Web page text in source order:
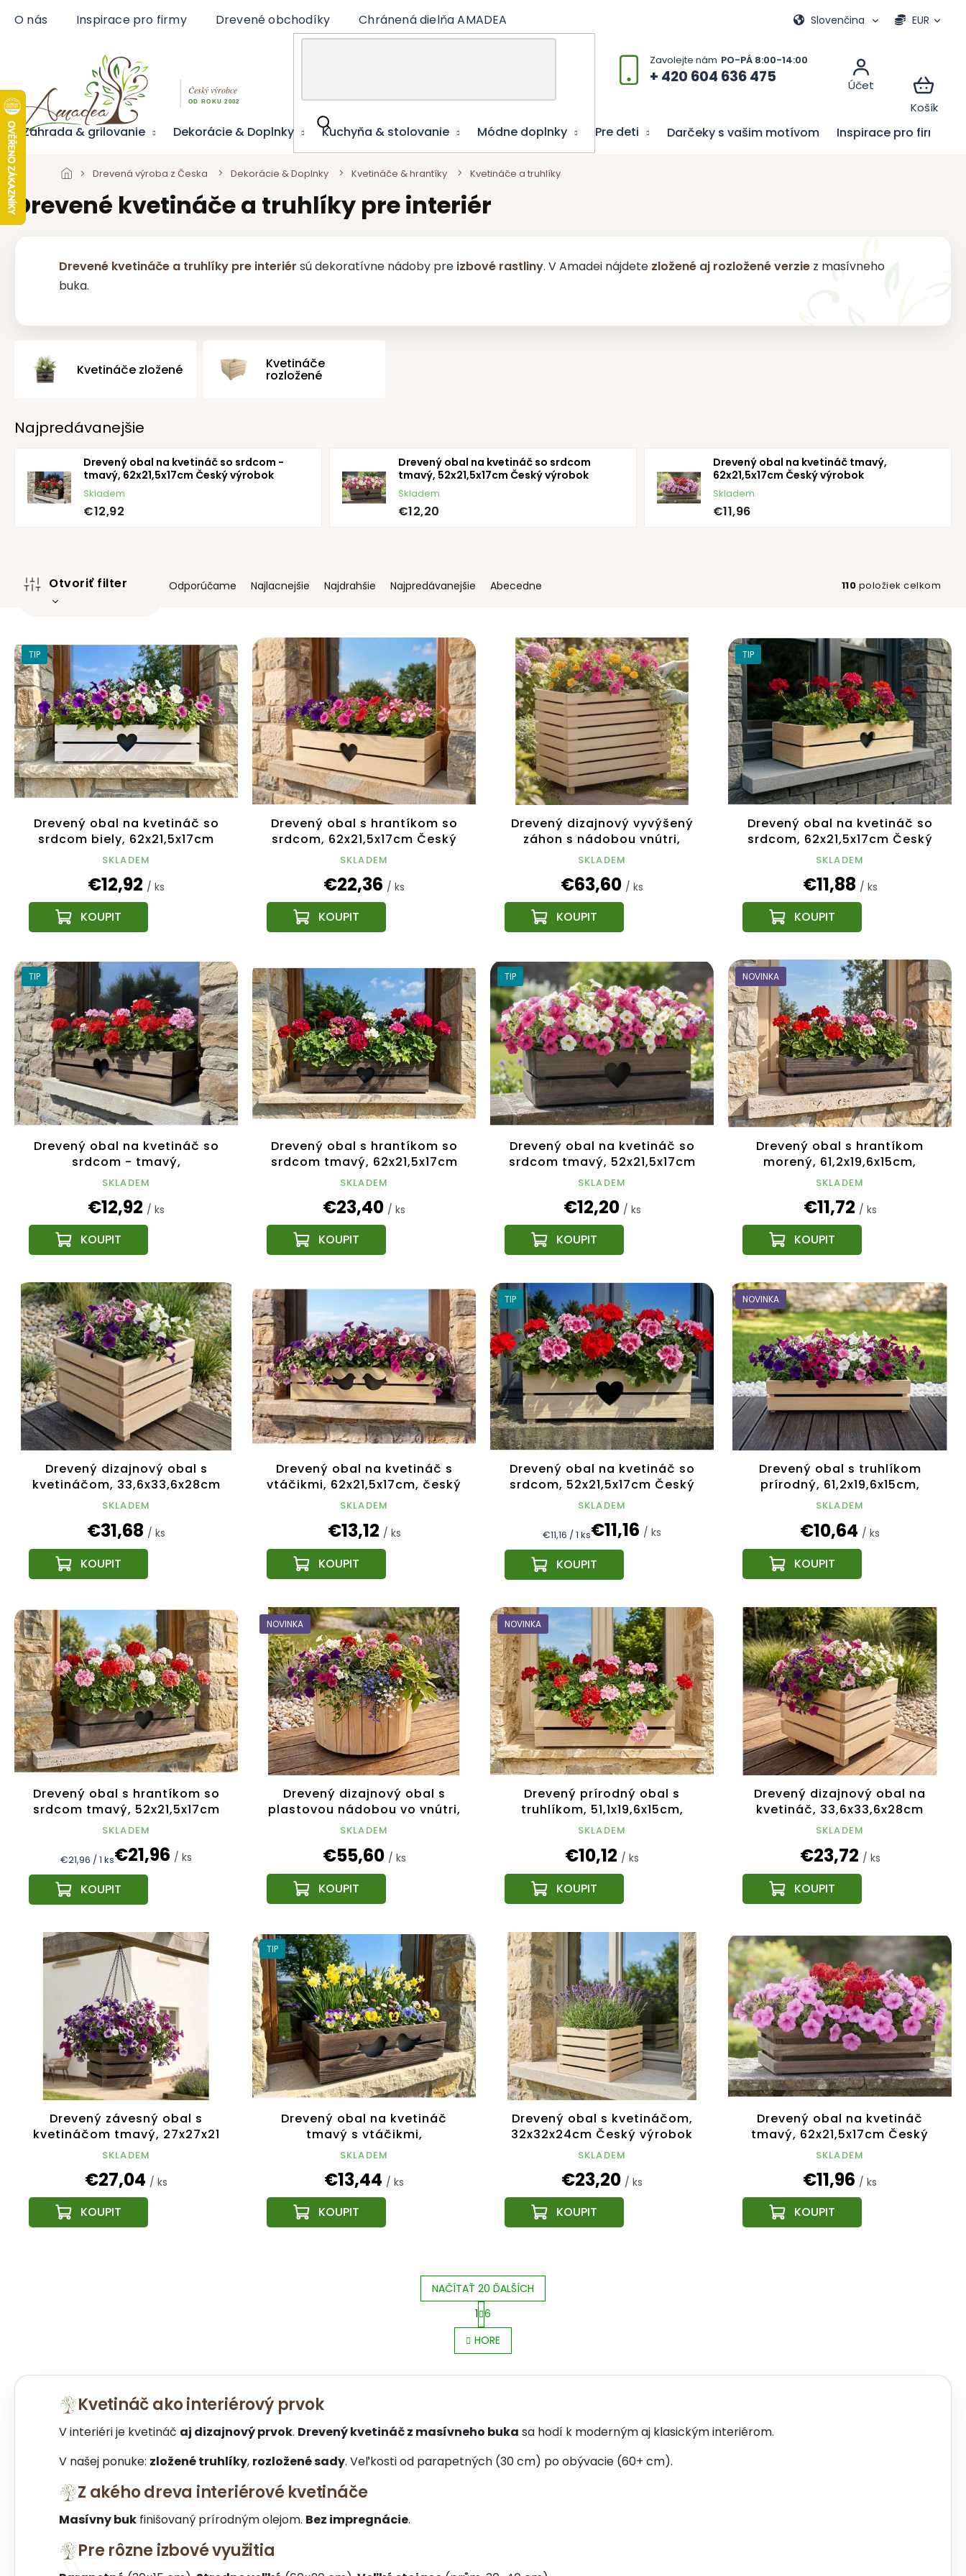
+ 420 604 636 475
O nás Inspirace pro firmy Drevené obchodíky Chránená dielňa AMADEA Moja objednávka EUR
Slovenčina
Záhrada & grilovanie Dekorácie & Doplnky Kuchyňa & stolovanie Módne doplnky Pre deti Darčeky s vašim motívom Inspirace pro firmy
Drevená výroba z Česka Dekorácie & Doplnky Kvetináče & hrantíky Kvetináče a truhlíky
Drevené kvetináče a truhlíky pre interiér
Drevené kvetináče a truhlíky pre interiér sú dekoratívne nádoby pre izbové rastliny. V Amadei nájdete zložené aj rozložené verzie z masívneho
buka.
Kvetináče zložené Kvetináče
rozložené
Najpredávanejšie
Drevený obal na kvetináč so srdcom -
tmavý, 62x21,5x17cm Český výrobok
Skladem
€12,92
Drevený obal na kvetináč so srdcom
tmavý, 52x21,5x17cm Český výrobok
Skladem
€12,20
Drevený obal na kvetináč tmavý,
62x21,5x17cm Český výrobok
Skladem
€11,96
a
n
i
e
p
r
o
d
u
k
t
o
v
Odporúčame Najlacnejšie Najdrahšie Najpredávanejšie Abecedne 110 položiek celkom
Otvoriť filter
ý
p
i
s
p
r
o
d
u
k
TIP
Drevený obal na kvetináč so
srdcom biely, 62x21,5x17cm
Český výrobok
SKLADEM
€12,92 / ks
Drevený obal s hrantíkom so
srdcom, 62x21,5x17cm Český
výrobok
SKLADEM
€22,36 / ks
Drevený dizajnový vyvýšený
záhon s nádobou vnútri,
76x43,6x31cm
SKLADEM
€63,60 / ks
TIP
Drevený obal na kvetináč so
srdcom, 62x21,5x17cm Český
výrobok
SKLADEM
€11,88 / ks
TIP
Drevený obal na kvetináč so
srdcom - tmavý,
62x21,5x17cm Český výrobok
SKLADEM
€12,92 / ks
Drevený obal s hrantíkom so
srdcom tmavý, 62x21,5x17cm
Český výrobok
SKLADEM
€23,40 / ks
TIP
Drevený obal na kvetináč so
srdcom tmavý, 52x21,5x17cm
Český výrobok
SKLADEM
€12,20 / ks
NOVINKA
Drevený obal s hrantíkom
morený, 61,2x19,6x15cm,
český výrobok
SKLADEM
€11,72 / ks
Drevený dizajnový obal s
kvetináčom, 33,6x33,6x28cm
SKLADEM
€31,68 / ks
Drevený obal na kvetináč s
vtáčikmi, 62x21,5x17cm, český
výrobok
SKLADEM
€13,12 / ks
TIP
Drevený obal na kvetináč so
srdcom, 52x21,5x17cm Český
výrobok
SKLADEM
€11,16 / ks
Jednotková
cena:
€11,16 / 1 ks
NOVINKA
Drevený obal s truhlíkom
prírodný, 61,2x19,6x15cm,
český výrobok
SKLADEM
€10,64 / ks
Drevený obal s hrantíkom so
srdcom tmavý, 52x21,5x17cm
Český výrobok
SKLADEM
€21,96 / ks
Jednotková
€21,96 / 1 ks
NOVINKA
Drevený dizajnový obal s
plastovou nádobou vo vnútri,
54x54x30 cm
SKLADEM
€55,60 / ks
NOVINKA
Drevený prírodný obal s
truhlíkom, 51,1x19,6x15cm,
český výrobok
SKLADEM
€10,12 / ks
Drevený dizajnový obal na
kvetináč, 33,6x33,6x28cm
SKLADEM
€23,72 / ks
Drevený závesný obal s
kvetináčom tmavý, 27x27x21
cm, český výrobok
SKLADEM
€27,04 / ks
TIP
Drevený obal na kvetináč
tmavý s vtáčikmi,
52x21,5x17cm, český výrobok
SKLADEM
€13,44 / ks
Drevený obal s kvetináčom,
32x32x24cm Český výrobok
SKLADEM
€23,20 / ks
Drevený obal na kvetináč
tmavý, 62x21,5x17cm Český
výrobok
SKLADEM
€11,96 / ks
O
v
l
d
e
r
v
NAČÍTAŤ 20 ĎALŠÍCH
S
t
r
á
v
a
n
i
1 6
HORE
Kvetináč ako interiérový prvok
V interiéri je kvetináč aj dizajnový prvok. Drevený kvetináč z masívneho buka sa hodí k moderným aj klasickým interiérom.
V našej ponuke: zložené truhlíky, rozložené sady. Veľkosti od parapetných (30 cm) po obývacie (60+ cm).
Z akého dreva interiérové kvetináče
Masívny buk finišovaný prírodným olejom. Bez impregnácie.
Pre rôzne izbové využitia